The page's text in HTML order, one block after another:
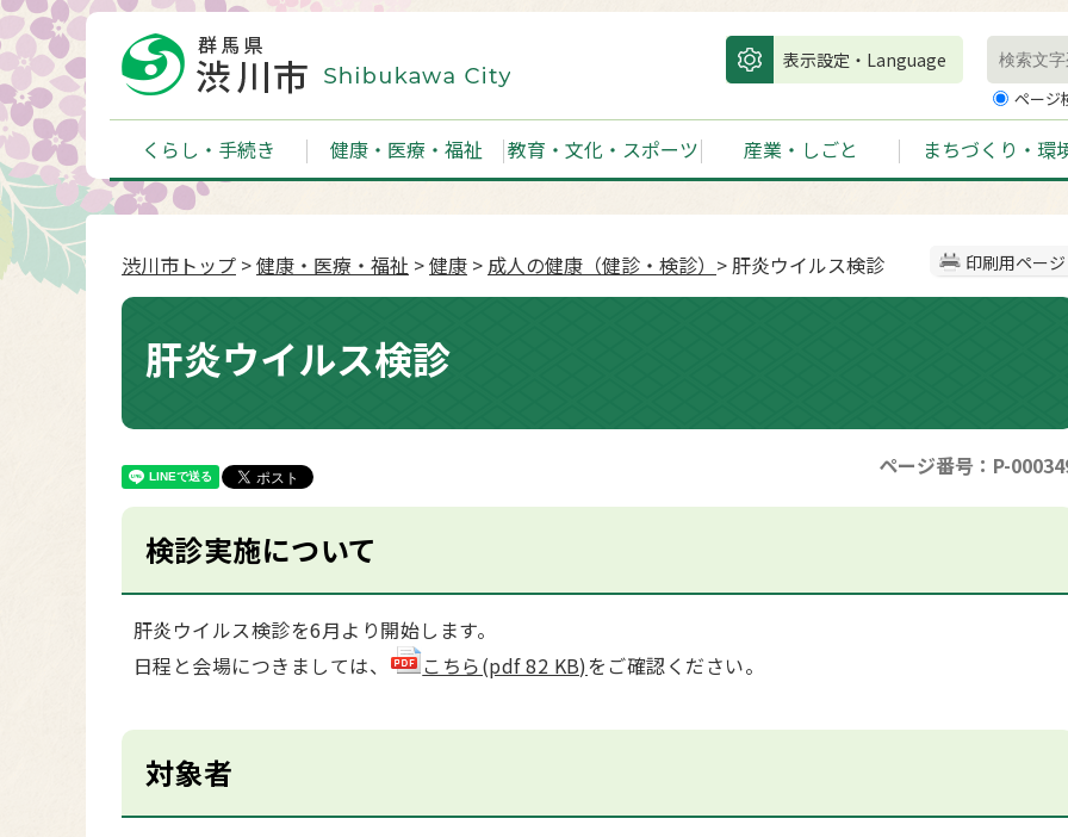
表示設定・Language
ページ
くらし・手続き 健康・医療・福祉 教育・文化・スポーツ 産業・しごと まちづくり・環
印刷用ページ
渋川市トップ >健康・医療・福祉 >健康 > 成人の健康（健診・検診） > 肝炎ウイルス検診
肝炎ウイルス検診
ページ番号：P-
検診実施について
肝炎ウイルス検診を6月より開始します。
日程と会場につきましては、
こちら(pdf 82 KB)をご確認ください。
対象者